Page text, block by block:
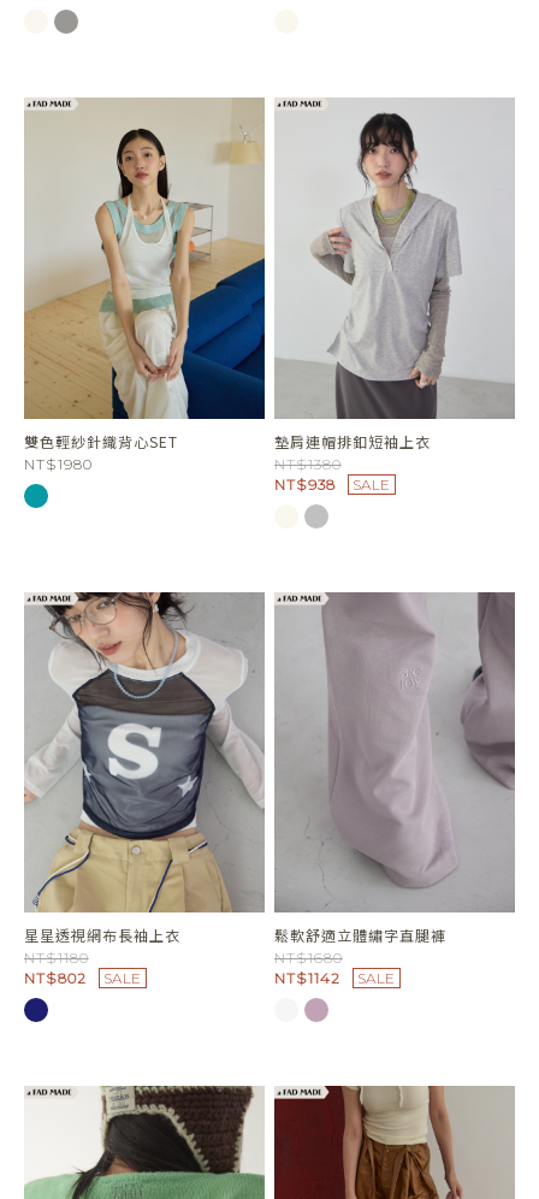
雙色輕紗針織背心SET
NT$1980
墊肩連帽排釦短袖上衣
NT$1380
NT$938
SALE
星星透視網布長袖上衣
NT$1180
NT$802
SALE
鬆軟舒適立體繡字直腿褲
NT$1680
NT$1142
SALE